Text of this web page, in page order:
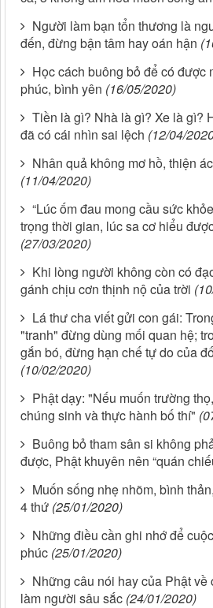
Người làm bạn tổn thương là
đến, đừng bận tâm hay oán hận
Học cách buông bỏ để có được
phúc, bình yên (16/05/2020)
Tiền là gì? Nhà là gì? Xe là gì?
đã có cái nhìn sai lệch (12/04/
Nhân quả không mơ hồ, thiện
(11/04/2020)
“Lúc ốm đau mong cầu sức
trọng thời gian, lúc sa cơ hiểu
(27/03/2020)
Khi lòng người không còn có
gánh chịu cơn thịnh nộ của trời
Lá thư cha viết gửi con gái:
"tranh" đừng dùng mối quan hệ;
gắn bó, đừng hạn chế tự do của
(10/02/2020)
Phật dạy: "Nếu muốn trường
chúng sinh và thực hành bố thí"
Buông bỏ tham sân si không
được, Phật khuyên nên “quán
Muốn sống nhẹ nhõm, bình
4 thứ (25/01/2020)
Những điều cần ghi nhớ để
phúc (25/01/2020)
Những câu nói hay của Phật về
làm người sâu sắc (24/01/2020)